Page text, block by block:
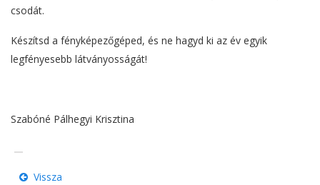
csodát.
Készítsd a fényképezőgéped, és ne hagyd ki az év egyik
legfényesebb látványosságát!
Szabóné Pálhegyi Krisztina
Vissza